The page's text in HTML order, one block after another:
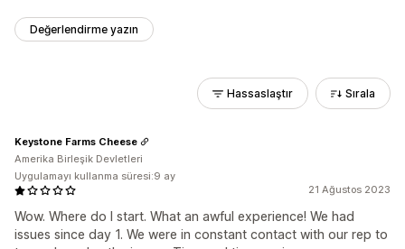
Değerlendirme yazın
Hassaslaştır Sırala
21 Ağustos 2023
Wow. Where do I start. What an awful experience! We had
issues since day 1. We were in constant contact with our rep to
Keystone Farms Cheese
Amerika Birleşik Devletleri
Uygulamayı kullanma süresi:9 ay